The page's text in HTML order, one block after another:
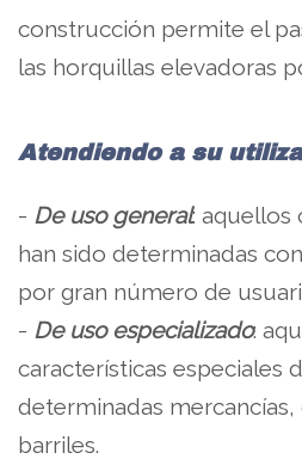
construcción permite el
las horquillas elevadoras
Atendiendo a su
- De uso general: aquellos
han sido determinadas
por gran número de
- De uso especializado:
características especiales
determinadas
barriles.